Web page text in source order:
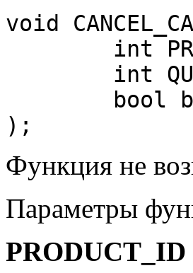
void
);
Функция не
Параметры
PRODUCT_ID